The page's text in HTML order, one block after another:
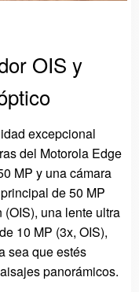
OIS y
excepcional
del Motorola Edge
MP y una cámara
de 50 MP
una lente ultra
10 MP (3x, OIS),
sea que estés
panorámicos.